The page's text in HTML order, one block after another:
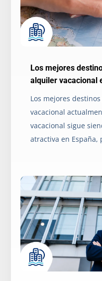
Los mejores
alquiler vacacional
Los mejores
vacacional
vacacional sigue
atractiva en España,